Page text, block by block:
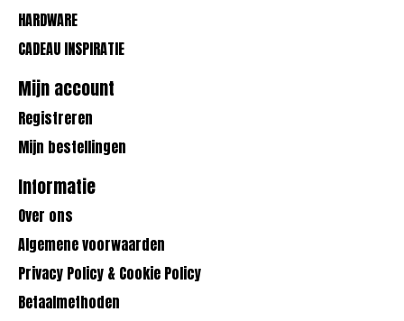
HARDWARE
CADEAU INSPIRATIE
Mijn account
Registreren
Mijn bestellingen
Informatie
Over ons
Algemene voorwaarden
Privacy Policy & Cookie Policy
Betaalmethoden